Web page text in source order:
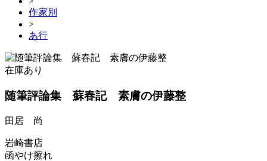
作家別
>
あ行
在庫あり
随筆評論集 蘇春記 素膚の伊藤整
田居 尚
岩崎書店
函やけ擦れ